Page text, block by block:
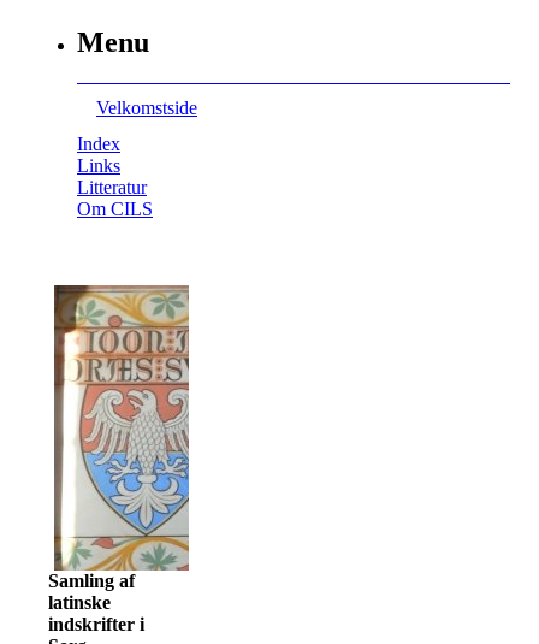
Menu
Velkomstside
Index
Links
Litteratur
Om CILS
Samling af
latinske
indskrifter i